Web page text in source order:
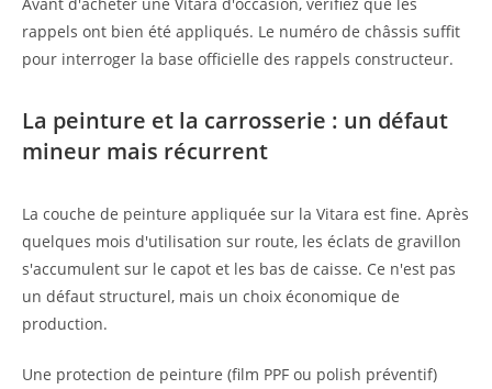
rappels ont bien été appliqués. Le numéro de châssis suffit
pour interroger la base officielle des rappels constructeur.
La peinture et la carrosserie : un défaut
mineur mais récurrent
La couche de peinture appliquée sur la Vitara est fine. Après
quelques mois d'utilisation sur route, les éclats de gravillon
s'accumulent sur le capot et les bas de caisse. Ce n'est pas
un défaut structurel, mais un choix économique de
production.
Une protection de peinture (film PPF ou polish préventif)